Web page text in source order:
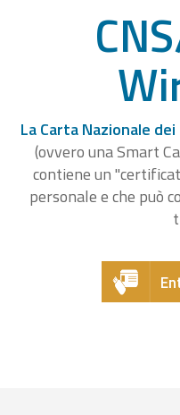
La Carta Nazionale dei
(ovvero una Smart
contiene un
personale e che può